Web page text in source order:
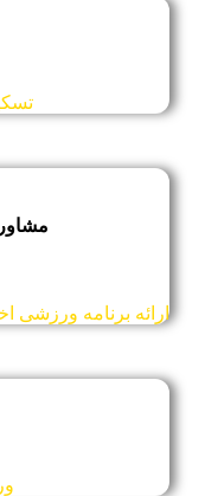
ارائه برنامه ورزشی